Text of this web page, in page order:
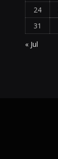
24
31
« Jul